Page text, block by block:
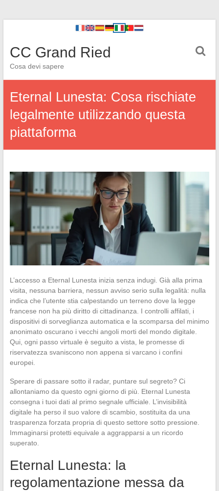
CC Grand Ried
Cosa devi sapere
Eternal Lunesta: Cosa rischiate
legalmente utilizzando questa
piattaforma
L’accesso a Eternal Lunesta inizia senza indugi. Già alla prima
visita, nessuna barriera, nessun avviso serio sulla legalità: nulla
indica che l’utente stia calpestando un terreno dove la legge
francese non ha più diritto di cittadinanza. I controlli affilati, i
dispositivi di sorveglianza automatica e la scomparsa del minimo
anonimato oscurano i vecchi angoli morti del mondo digitale.
Qui, ogni passo virtuale è seguito a vista, le promesse di
riservatezza svaniscono non appena si varcano i confini
europei.
Sperare di passare sotto il radar, puntare sul segreto? Ci
allontaniamo da questo ogni giorno di più. Eternal Lunesta
consegna i tuoi dati al primo segnale ufficiale. L’invisibilità
digitale ha perso il suo valore di scambio, sostituita da una
trasparenza forzata propria di questo settore sotto pressione.
Immaginarsi protetti equivale a aggrapparsi a un ricordo
superato.
Eternal Lunesta: la
regolamentazione messa da